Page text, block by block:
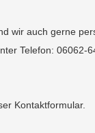
wir auch gerne
Telefon: 06062-
Kontaktformular.